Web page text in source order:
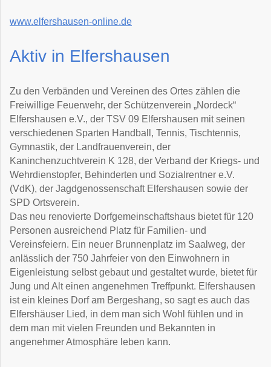
www.elfershausen-online.de
Aktiv in Elfershausen
Zu den Verbänden und Vereinen des Ortes zählen die
Freiwillige Feuerwehr, der Schützenverein „Nordeck“
Elfershausen e.V., der TSV 09 Elfershausen mit seinen
verschiedenen Sparten Handball, Tennis, Tischtennis,
Gymnastik, der Landfrauenverein, der
Kaninchenzuchtverein K 128, der Verband der Kriegs- und
Wehrdienstopfer, Behinderten und Sozialrentner e.V.
(VdK), der Jagdgenossenschaft Elfershausen sowie der
SPD Ortsverein.
Das neu renovierte Dorfgemeinschaftshaus bietet für 120
Personen ausreichend Platz für Familien- und
Vereinsfeiern. Ein neuer Brunnenplatz im Saalweg, der
anlässlich der 750 Jahrfeier von den Einwohnern in
Eigenleistung selbst gebaut und gestaltet wurde, bietet für
Jung und Alt einen angenehmen Treffpunkt. Elfershausen
ist ein kleines Dorf am Bergeshang, so sagt es auch das
Elfershäuser Lied, in dem man sich Wohl fühlen und in
dem man mit vielen Freunden und Bekannten in
angenehmer Atmosphäre leben kann.